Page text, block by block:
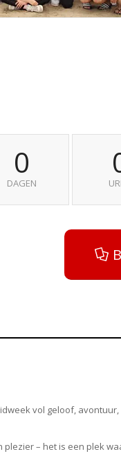
0
DAGEN
vol geloof,
– het is een plek